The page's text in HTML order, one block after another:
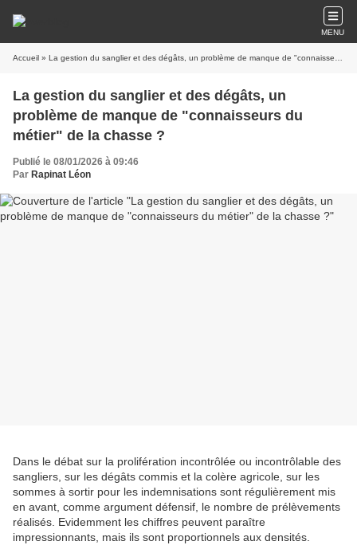
MENU
Accueil » La gestion du sanglier et des dégâts, un problème de manque de "connaisseurs du métier" de la chasse ?
La gestion du sanglier et des dégâts, un
problème de manque de "connaisseurs du
métier" de la chasse ?
Publié le 08/01/2026 à 09:46
Par Rapinat Léon
Dans le débat sur la prolifération incontrôlée ou incontrôlable des
sangliers, sur les dégâts commis et la colère agricole, sur les
sommes à sortir pour les indemnisations sont régulièrement mis
en avant, comme argument défensif, le nombre de prélèvements
réalisés. Evidemment les chiffres peuvent paraître
impressionnants, mais ils sont proportionnels aux densités.